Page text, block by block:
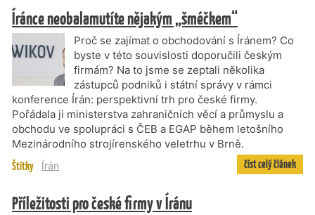
Íránce neobalamutíte nějakým „šméčkem“
Proč se zajímat o obchodování s Íránem? Co
byste v této souvislosti doporučili českým
firmám? Na to jsme se zeptali několika
zástupců podniků i státní správy v rámci
konference Írán: perspektivní trh pro české firmy.
Pořádala ji ministerstva zahraničních věcí a průmyslu a
obchodu ve spolupráci s ČEB a EGAP během letošního
Mezinárodního strojírenského veletrhu v Brně.
Štítky Írán číst celý článek
Příležitosti pro české firmy v Íránu